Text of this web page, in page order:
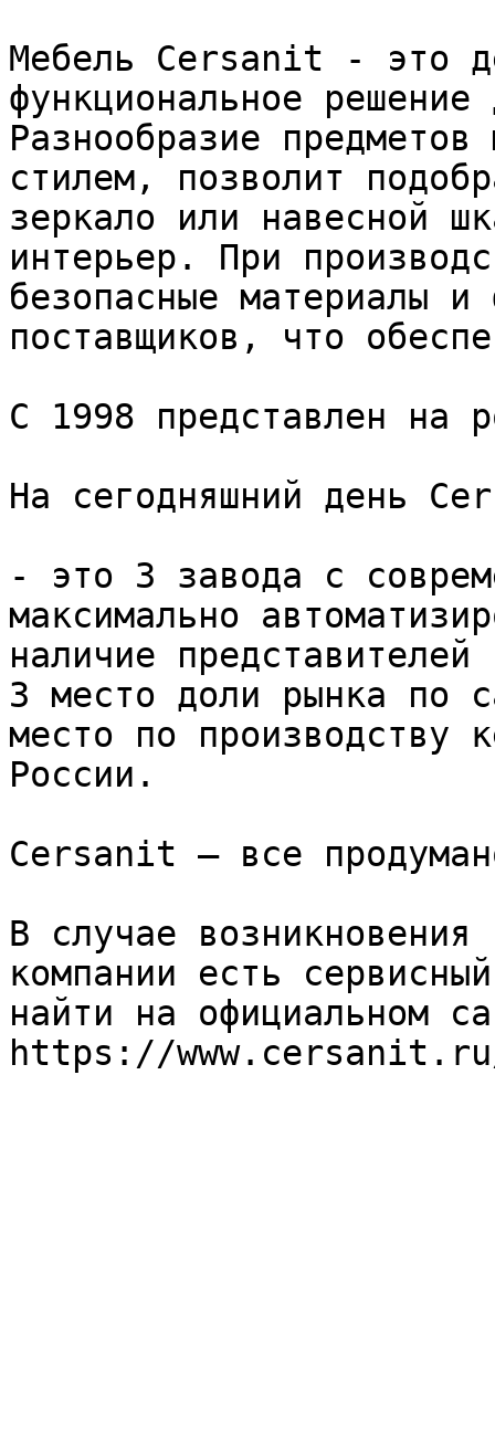
Мебель Cersanit - это
функциональное
Разнообразие
стилем, позволит
зеркало или навесной
интерьер. При
безопасные материалы
поставщиков, что
С 1998 представлен на
На сегодняшний день
- это 3 завода с
максимально
наличие
3 место доли рынка по
место по производству
России.
Cersanit – все
В случае
компании есть
найти на официальном
https://